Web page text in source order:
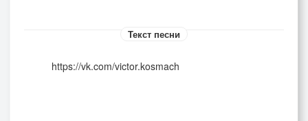
Текст песни
https://vk.com/victor.kosmach